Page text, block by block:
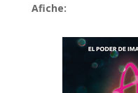
Afiche: